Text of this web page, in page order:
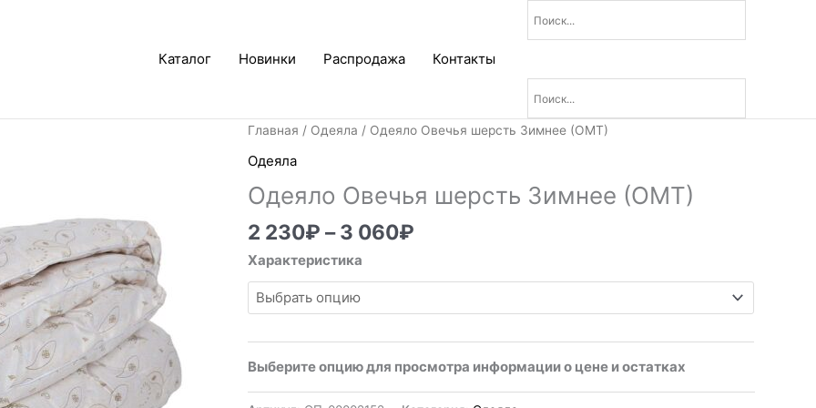
Каталог Новинки Распродажа Контакты
Главная / Одеяла / Одеяло Овечья шерсть Зимнее (ОМТ)
Одеяла
Одеяло Овечья шерсть Зимнее (ОМТ)
2 230₽ – 3 060₽
Диапазон
230₽
Характеристика
Выберите опцию для просмотра информации о цене и остатках